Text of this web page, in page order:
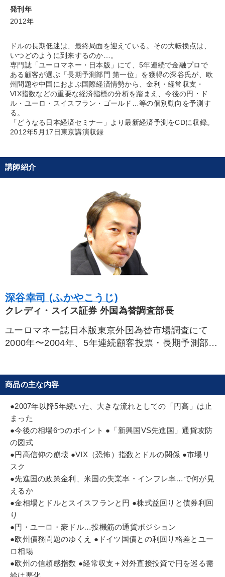
生き方の指針
local_offer タグから探す refresh 更新する
すべての音声・動画（全2077タイトル）からお探しいただけます
タグ・キーワード
資産保全 節税 相続・事業承継
リーダーシップ
入門篇
人事戦略 一倉定
海外の成功事例
※「更新」を押すと「タグ・キーワード」を更新いただけます。
発刊年
2012年
ドルの長期低迷は、最終局面を迎えている。その大転換点は、
いつどのように到来するのか…。
専門誌「ユーロマネー・日本版」にて、5年連続で金融プロで
ある顧客が選ぶ「長期予測部門 第一位」を獲得の深谷氏が、欧
州問題や中国におよぶ国際経済情勢から、金利・経常収支・
VIX指数などの重要な経済指標の分析を踏まえ、今後の円・ド
ル・ユーロ・スイスフラン・ゴールド…等の個別動向を予測す
る。
「どうなる日本経済セミナー」より最新経済予測をCDに収録。
2012年5月17日東京講演収録
講師紹介
深谷幸司 (ふかやこうじ)
クレディ・スイス証券 外国為替調査部長
ユーロマネー誌日本版東京外国為替市場調査にて
2000年〜2004年、5年連続顧客投票・長期予測部門
にて為替アナリスト業務に従事。04年同行経済調査
室チーフ・エコノミスト。07年1月よりドイツ証券
シニア為替ストラテジスト、10年9月外国為替調査
部長兼チーフ通貨ストラテジストとしてクレディ・
スイス証券入社。日本証券アナリスト協会検定会員
商品の主な内容
●2007年以降5年続いた、大きな流れとしての「円高」は止
まった
●今後の相場6つのポイント ●「新興国VS先進国」通貨攻防
の図式
●円高信仰の崩壊 ●VIX（恐怖）指数とドルの関係 ●市場リ
スク
●先進国の政策金利、米国の失業率・インフレ率…で何が見
えるか
●金相場とドルとスイスフランと円 ●株式益回りと債券利回
り
●円・ユーロ・豪ドル…投機筋の通貨ポジション
●欧州債務問題のゆくえ ●ドイツ国債との利回り格差とユー
ロ相場
●欧州の信頼感指数 ●経常収支＋対外直接投資で円を巡る需
給は悪化